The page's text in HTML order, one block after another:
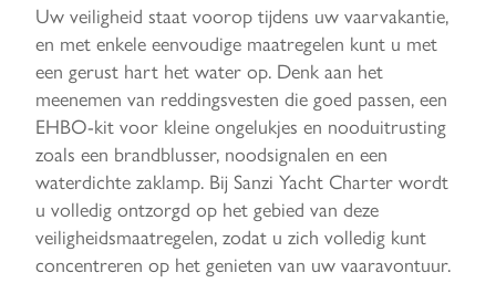
Uw veiligheid staat voorop tijdens uw vaarvakantie,
en met enkele eenvoudige maatregelen kunt u met
een gerust hart het water op. Denk aan het
meenemen van reddingsvesten die goed passen, een
EHBO-kit voor kleine ongelukjes en nooduitrusting
zoals een brandblusser, noodsignalen en een
waterdichte zaklamp. Bij Sanzi Yacht Charter wordt
u volledig ontzorgd op het gebied van deze
veiligheidsmaatregelen, zodat u zich volledig kunt
concentreren op het genieten van uw vaaravontuur.